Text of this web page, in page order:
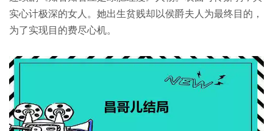
实心计极深的女人。她出生贫贱却以侯爵夫人为最终目的，
为了实现目的费尽心机。